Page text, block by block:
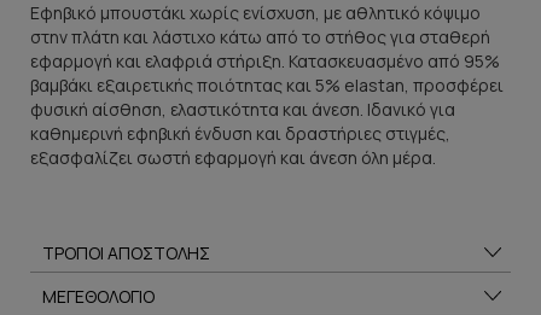
Εφηβικό μπουστάκι χωρίς ενίσχυση, με αθλητικό κόψιμο
στην πλάτη και λάστιχο κάτω από το στήθος για σταθερή
εφαρμογή και ελαφριά στήριξη. Κατασκευασμένο από 95%
βαμβάκι εξαιρετικής ποιότητας και 5% elastan, προσφέρει
φυσική αίσθηση, ελαστικότητα και άνεση. Ιδανικό για
καθημερινή εφηβική ένδυση και δραστήριες στιγμές,
εξασφαλίζει σωστή εφαρμογή και άνεση όλη μέρα.
ΤΡΟΠΟΙ ΑΠΟΣΤΟΛΗΣ
ΜΕΓΕΘΟΛΟΓΙΟ